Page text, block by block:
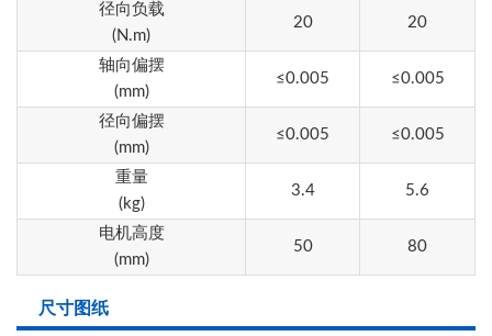
径向负载
(N.m)
20 20
轴向偏摆
(mm)
≤0.005 ≤0.005
径向偏摆
(mm)
≤0.005 ≤0.005
重量
(kg)
3.4 5.6
电机高度
(mm)
50 80
尺寸图纸